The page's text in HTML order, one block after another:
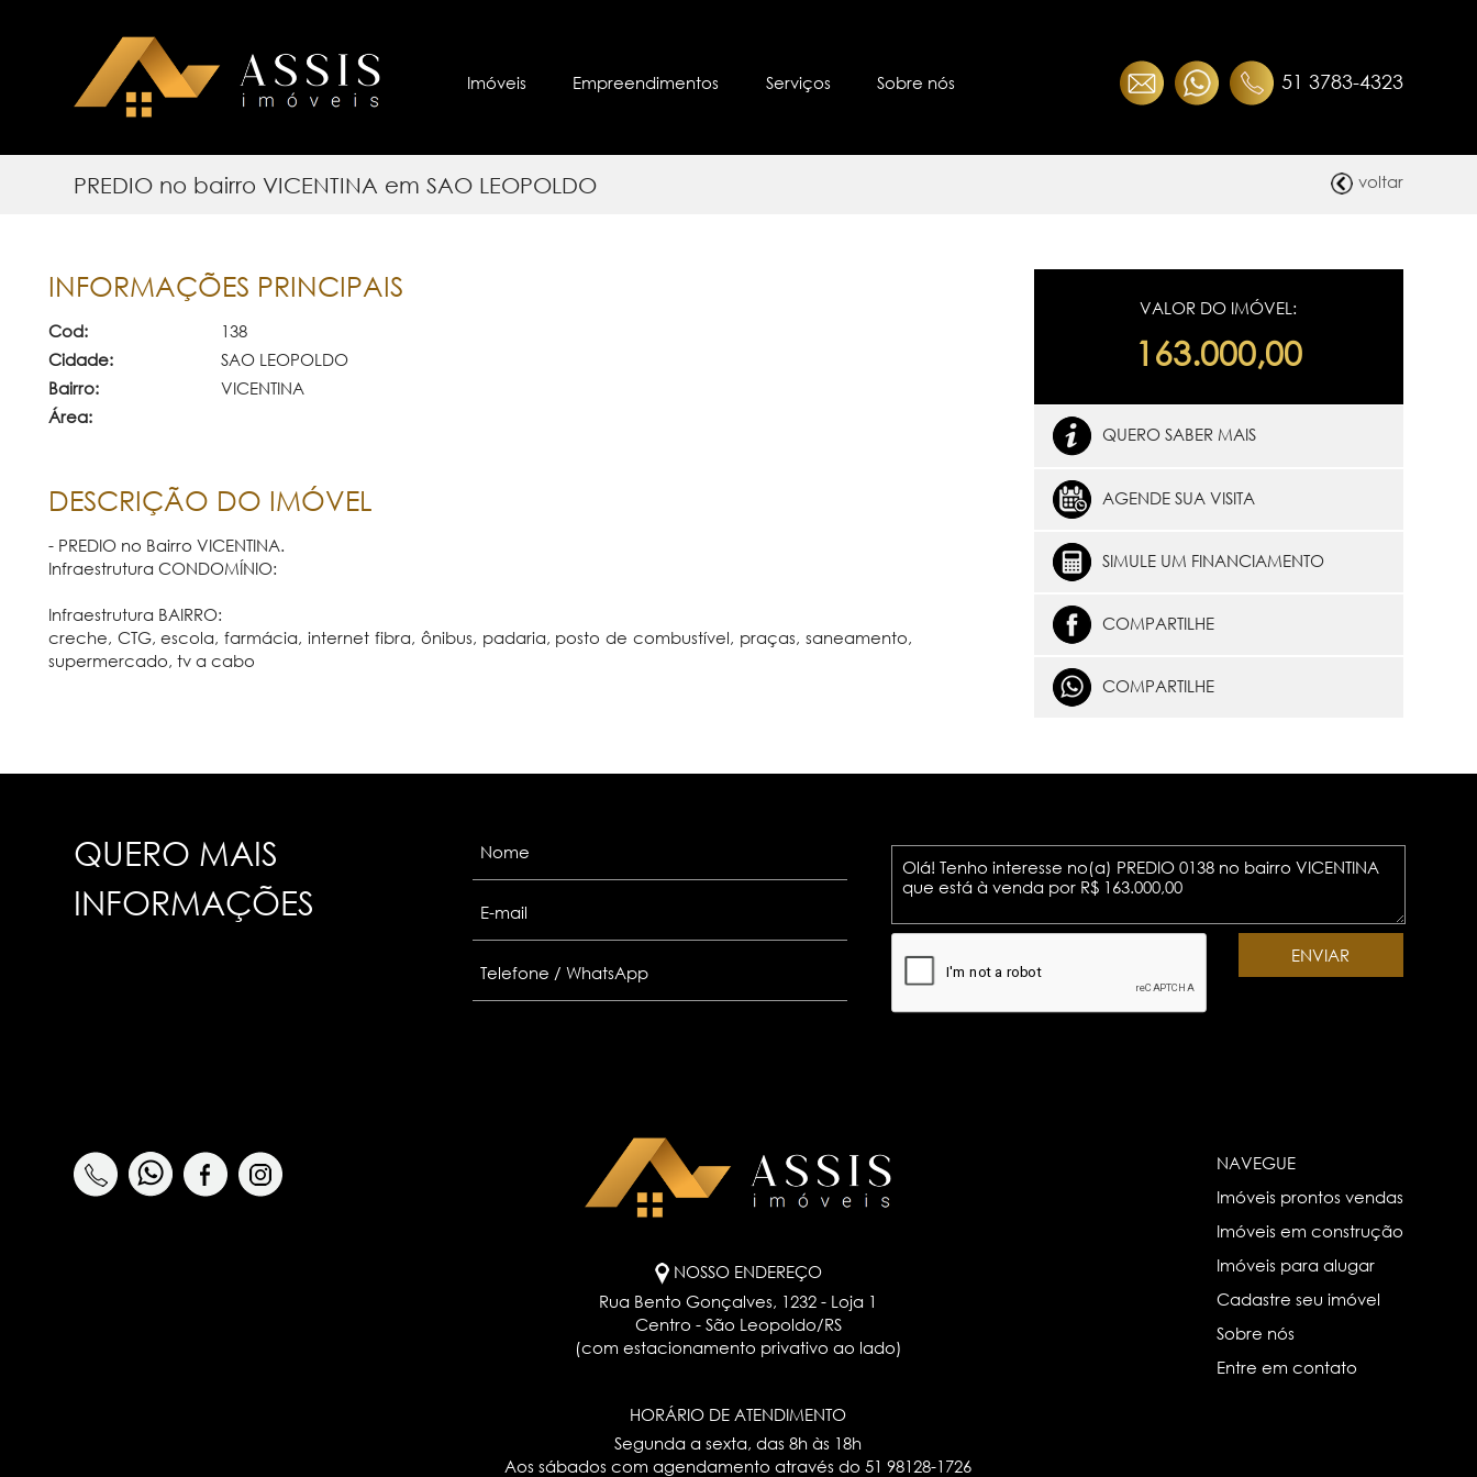
51 3783-4323
Imóveis Empreendimentos Serviços Sobre nós
PREDIO no bairro VICENTINA em SAO LEOPOLDO voltar
INFORMAÇÕES PRINCIPAIS
Cod:
138
Cidade:
SAO LEOPOLDO
Bairro:
VICENTINA
Área:
DESCRIÇÃO DO IMÓVEL
- PREDIO no Bairro VICENTINA.
Infraestrutura CONDOMÍNIO:
Infraestrutura BAIRRO:
creche, CTG, escola, farmácia, internet fibra, ônibus, padaria, posto de combustível, praças, saneamento,
supermercado, tv a cabo
VALOR DO IMÓVEL:
163.000,00
QUERO SABER MAIS
AGENDE SUA VISITA
SIMULE UM FINANCIAMENTO
COMPARTILHE
COMPARTILHE
QUERO MAIS
INFORMAÇÕES
NOSSO ENDEREÇO
Rua Bento Gonçalves, 1232 - Loja 1
Centro - São Leopoldo/RS
(com estacionamento privativo ao lado)
HORÁRIO DE ATENDIMENTO
Segunda a sexta, das 8h às 18h
Aos sábados com agendamento através do51 98128-1726
NAVEGUE
Imóveis prontos vendas
Imóveis em construção
Imóveis para alugar
Cadastre seu imóvel
Sobre nós
Entre em contato